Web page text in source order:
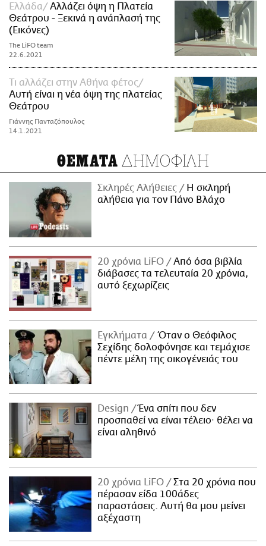
Ελλάδα
Αλλάζει όψη η Πλατεία
Θεάτρου - Ξεκινά η ανάπλασή της
(Εικόνες)
The LiFO team
22.6.2021
Τι αλλάζει στην Αθήνα φέτος
Αυτή είναι η νέα όψη της πλατείας
Θεάτρου
Γιάννης Πανταζόπουλος
14.1.2021
ΘΕΜΑΤΑ ΔΗΜΟΦΙΛΗ
Σκληρές Αλήθειες
H σκληρή
αλήθεια για τον Πάνο Βλάχο
20 χρόνια LiFO
Από όσα βιβλία
διάβασες τα τελευταία 20 χρόνια,
αυτό ξεχωρίζεις
Εγκλήματα
Όταν ο Θεόφιλος
Σεχίδης δολοφόνησε και τεμάχισε
πέντε μέλη της οικογένειάς του
Design
Ένα σπίτι που δεν
προσπαθεί να είναι τέλειο· θέλει να
είναι αληθινό
20 χρόνια LiFO
Στα 20 χρόνια που
πέρασαν είδα 100άδες
παραστάσεις. Αυτή θα μου μείνει
αξέχαστη